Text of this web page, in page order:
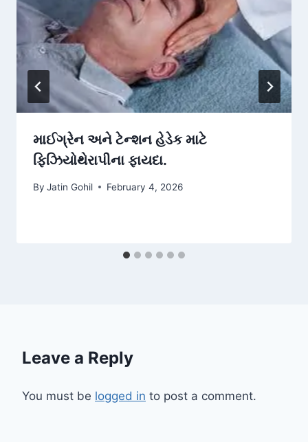
માઈગ્રેન અને ટેન્શન હેડેક માટે
ફિઝિયોથેરાપીના ફાયદા.
By Jatin Gohil February 4, 2026
Leave a Reply
You must be logged in to post a comment.